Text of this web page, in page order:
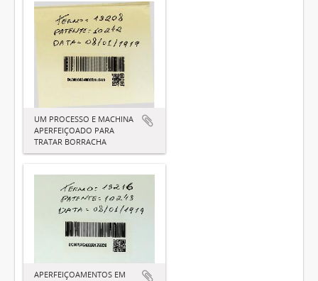
UM PROCESSO E MACHINA
APERFEIÇOADO PARA
TRATAR BORRACHA
APERFEIÇOAMENTOS EM